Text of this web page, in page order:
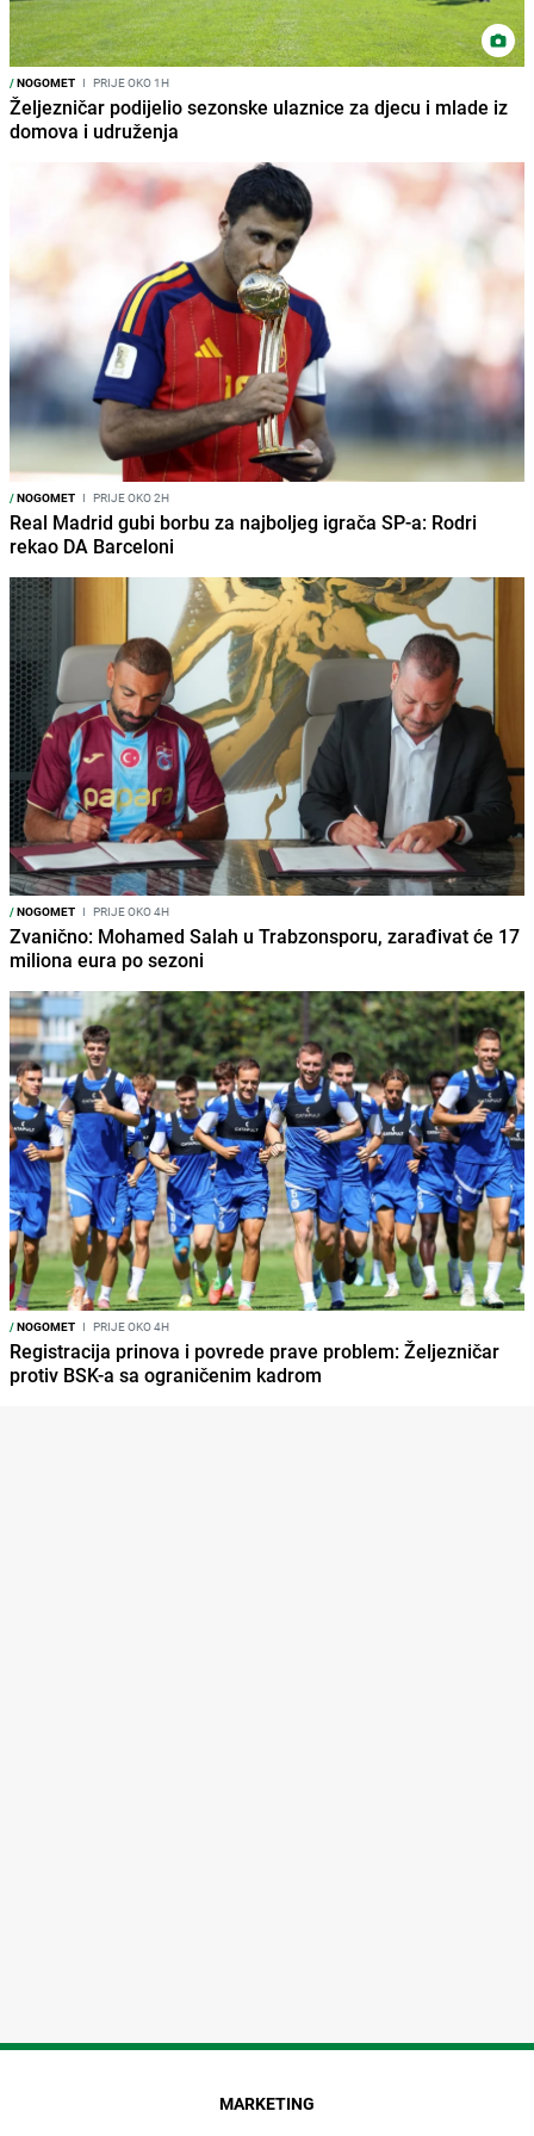
/NOGOMET I PRIJE OKO 1H
Željezničar podijelio sezonske ulaznice za djecu i mlade iz
domova i udruženja
/NOGOMET I PRIJE OKO 2H
Real Madrid gubi borbu za najboljeg igrača SP-a: Rodri
rekao DA Barceloni
/NOGOMET I PRIJE OKO 4H
Zvanično: Mohamed Salah u Trabzonsporu, zarađivat će 17
miliona eura po sezoni
/NOGOMET I PRIJE OKO 4H
Registracija prinova i povrede prave problem: Željezničar
protiv BSK-a sa ograničenim kadrom
MARKETING